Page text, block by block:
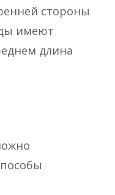
стороны
имеют
длина